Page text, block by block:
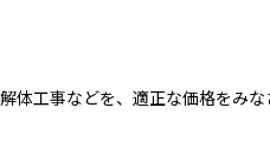
体工事などを、適正な価格をみな